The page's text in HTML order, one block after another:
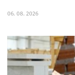
06. 08. 2026